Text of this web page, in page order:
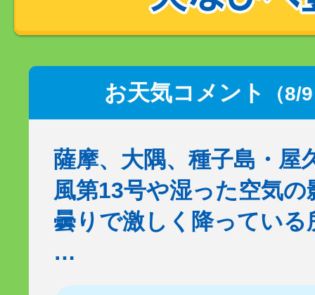
お天気コメント （8/
薩摩、大隅、種子島・屋
風第13号や湿った空気
曇りで激しく降ってい
…